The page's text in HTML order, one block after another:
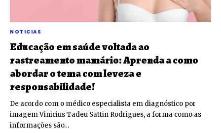
NOTICIAS
Educação em saúde voltada ao
rastreamento mamário: Aprenda a como
abordar o tema com leveza e
responsabilidade!
De acordo com o médico especialista em diagnóstico por
imagem Vinicius Tadeu Sattin Rodrigues, a forma como as
informações são…